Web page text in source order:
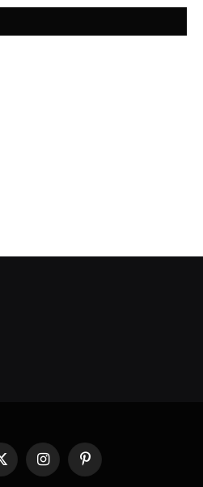
X
InstagramPinterest